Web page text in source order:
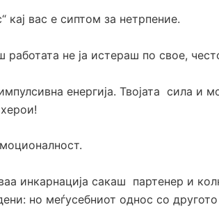
кај вас е сиптом за нетрпение.
не ја истераш по свое,
енергија. Твојата сила и
инкарнација сакаш партенер и
но меѓусебниот однос со